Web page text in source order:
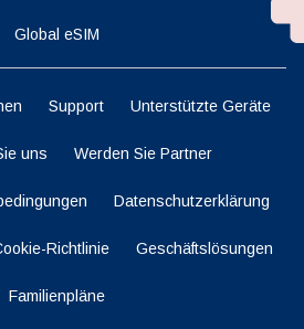
Global eSIM
Support Unterstützte Geräte
uns Werden Sie Partner
Datenschutzerklärung
Richtlinie Geschäftslösungen
Familienpläne